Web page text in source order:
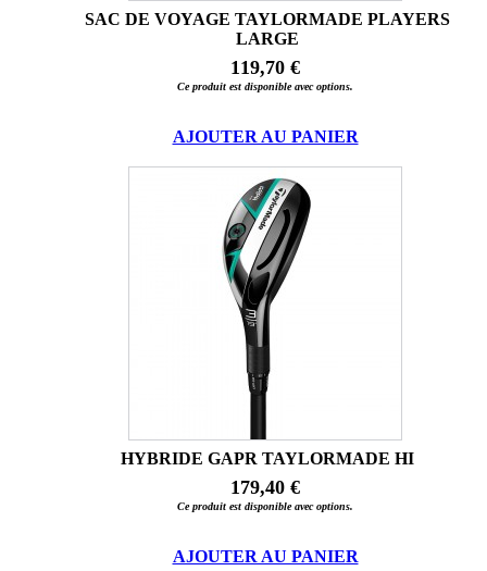
SAC DE VOYAGE TAYLORMADE PLAYERS
LARGE
119,70 €
Ce produit est disponible avec options.
AJOUTER AU PANIER
HYBRIDE GAPR TAYLORMADE HI
179,40 €
Ce produit est disponible avec options.
AJOUTER AU PANIER